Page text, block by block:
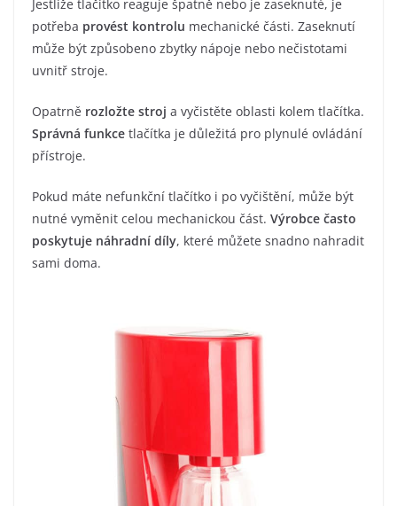
Jestliže tlačítko reaguje špatně nebo je zaseknuté, je
potřeba provést kontrolu mechanické části. Zaseknutí
může být způsobeno zbytky nápoje nebo nečistotami
uvnitř stroje.
Opatrně rozložte stroj a vyčistěte oblasti kolem tlačítka.
Správná funkce tlačítka je důležitá pro plynulé ovládání
přístroje.
Pokud máte nefunkční tlačítko i po vyčištění, může být
nutné vyměnit celou mechanickou část. Výrobce často
poskytuje náhradní díly, které můžete snadno nahradit
sami doma.